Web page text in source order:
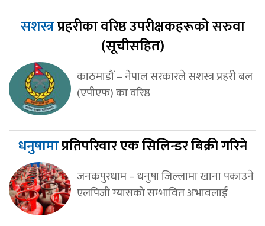
सशस्त्रप्रहरीका वरिष्ठ उपरीक्षकहरूको सरुवा
(सूचीसहित)
काठमाडौं – नेपाल सरकारले सशस्त्र प्रहरी बल
(एपीएफ) का वरिष्ठ
धनुषामाप्रतिपरिवार एक सिलिन्डर बिक्री गरिने
जनकपुरधाम – धनुषा जिल्लामा खाना पकाउने
एलपिजी ग्यासको सम्भावित अभावलाई